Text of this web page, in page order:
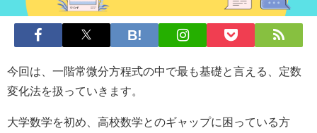
今回は、一階常微分方程式の中で最も基礎と言える、定数
変化法を扱っていきます。
大学数学を初め、高校数学とのギャップに困っている方